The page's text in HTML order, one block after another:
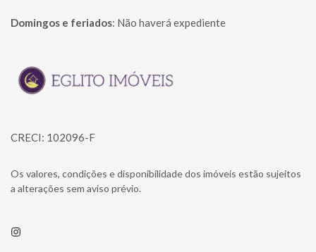
Domingos e feriados: Não haverá expediente
Página inicial
CRECI: 102096-F
Os valores, condições e disponibilidade dos imóveis estão sujeitos
a alterações sem aviso prévio.
Instagram